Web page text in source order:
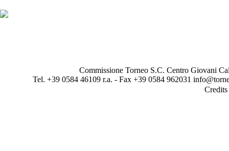
Commissione Torneo S.C. Centro Giovani
Tel. +39 0584 46109 r.a. - Fax +39 0584 962031
Credits